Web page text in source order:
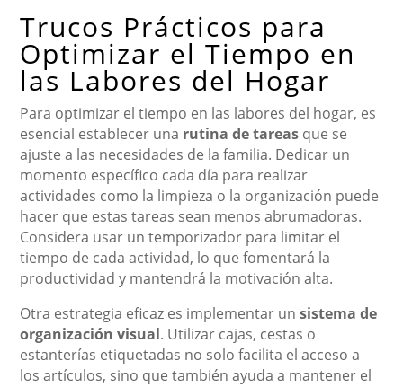
Trucos Prácticos para
Optimizar el Tiempo en
las Labores del Hogar
Para optimizar el tiempo en las labores del hogar, es
esencial establecer una rutina de tareas que se
ajuste a las necesidades de la familia. Dedicar un
momento específico cada día para realizar
actividades como la limpieza o la organización puede
hacer que estas tareas sean menos abrumadoras.
Considera usar un temporizador para limitar el
tiempo de cada actividad, lo que fomentará la
productividad y mantendrá la motivación alta.
Otra estrategia eficaz es implementar unsistema de
organización visual. Utilizar cajas, cestas o
estanterías etiquetadas no solo facilita el acceso a
los artículos, sino que también ayuda a mantener el